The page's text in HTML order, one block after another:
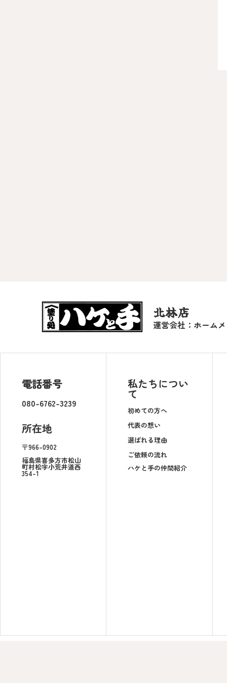
北林店
運営会社：ホーム
電話番号
080-6762-3239
所在地
〒966-0902
福島県喜多方市松山
町村松字小荒井道西
354-1
私たちについ
て
初めての方へ
代表の想い
選ばれる理由
ご依頼の流れ
ハケと手の仲間紹介